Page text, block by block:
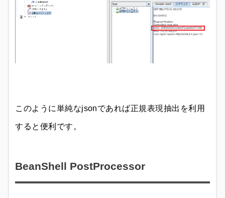
このように単純なjsonであれば正規表現抽出を利用
すると便利です。
BeanShell PostProcessor